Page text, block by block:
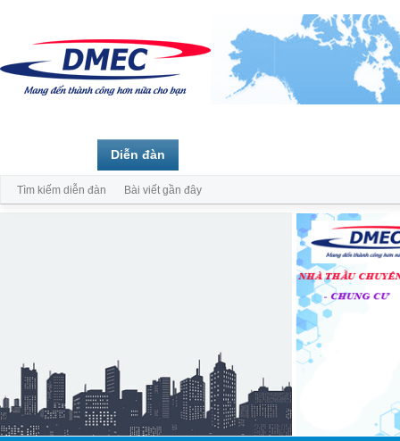
Diễn đàn
Tìm kiếm diễn đàn Bài viết gần đây